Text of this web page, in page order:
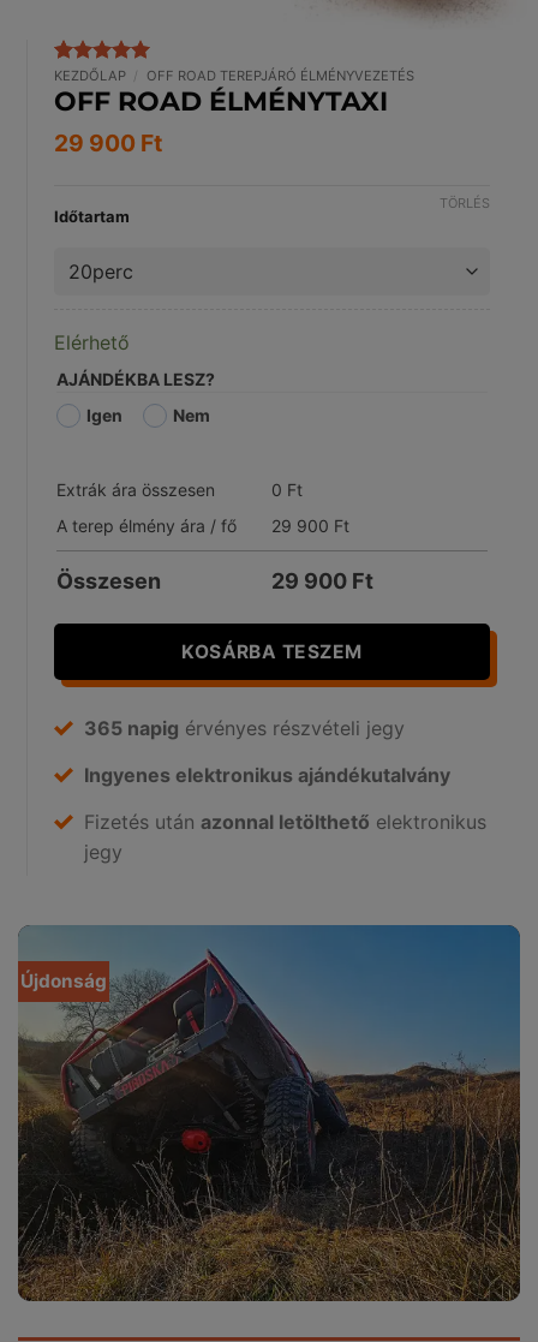
Értékelés 5
az 5-ből,
3
értékelés
alapján
KEZDŐLAP / OFF ROAD TEREPJÁRÓ ÉLMÉNYVEZETÉS
OFF ROAD ÉLMÉNYTAXI
29 900 Ft
Időtartam
TÖRLÉS
Elérhető
AJÁNDÉKBA LESZ?
Igen
Nem
Extrák ára összesen 0 Ft
A terep élmény ára / fő
29 900 Ft
Összesen 29 900 Ft
KOSÁRBA TESZEM
365 napig érvényes részvételi jegy
Ingyenes elektronikus ajándékutalvány
Fizetés után azonnal letölthető elektronikus
jegy
Újdonság